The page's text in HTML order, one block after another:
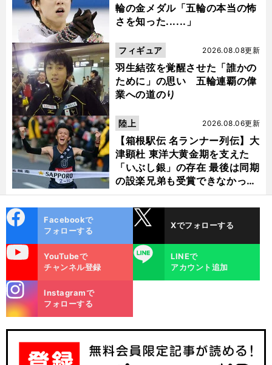
へ
輪の金メダル「五輪の本当の怖
さを知った......」
羽生結弦を覚醒させた「誰かの
ために」の思い 五輪連覇の偉
業への道のり
2026.08.08更新
フィギュア
【箱根駅伝 名ランナー列伝】大
津顕杜 東洋大黄金期を支えた
「いぶし銀」の存在 最後は同期
の設楽兄弟も受賞できなかった
金栗杯に輝く
2026.08.06更新
陸上
ok
Facebookで
フォローする
Xでフォローする
YouTubeで
チャンネル登録
LINE
LINEで
アカウント追加
m
Instagramで
フォローする